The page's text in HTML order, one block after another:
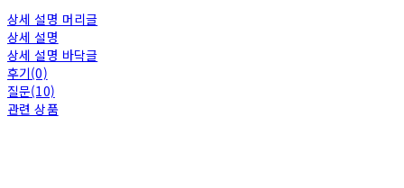
상세 설명 머리글
상세 설명
상세 설명 바닥글
후기(0)
질문(10)
관련 상품